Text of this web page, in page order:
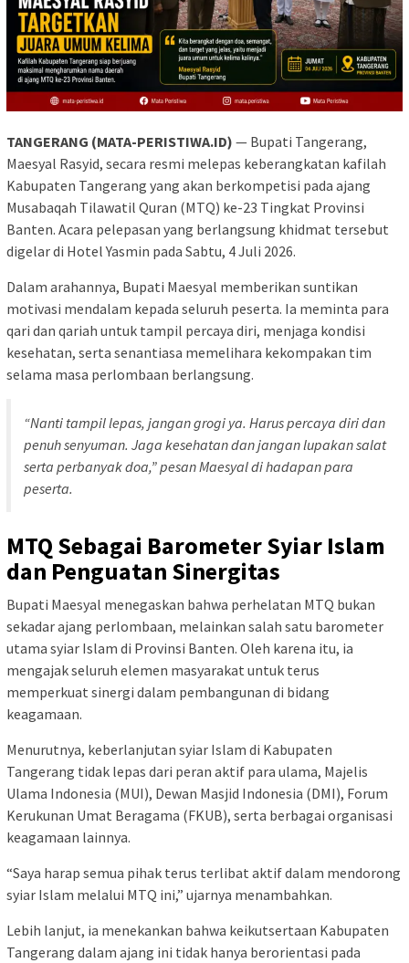
TANGERANG (MATA-PERISTIWA.ID) — Bupati Tangerang,
Maesyal Rasyid, secara resmi melepas keberangkatan kafilah
Kabupaten Tangerang yang akan berkompetisi pada ajang
Musabaqah Tilawatil Quran (MTQ) ke-23 Tingkat Provinsi
Banten. Acara pelepasan yang berlangsung khidmat tersebut
digelar di Hotel Yasmin pada Sabtu, 4 Juli 2026.
Dalam arahannya, Bupati Maesyal memberikan suntikan
motivasi mendalam kepada seluruh peserta. Ia meminta para
qari dan qariah untuk tampil percaya diri, menjaga kondisi
kesehatan, serta senantiasa memelihara kekompakan tim
selama masa perlombaan berlangsung.
“Nanti tampil lepas, jangan grogi ya. Harus percaya diri dan
penuh senyuman. Jaga kesehatan dan jangan lupakan salat
serta perbanyak doa,” pesan Maesyal di hadapan para
peserta.
MTQ Sebagai Barometer Syiar Islam
dan Penguatan Sinergitas
Bupati Maesyal menegaskan bahwa perhelatan MTQ bukan
sekadar ajang perlombaan, melainkan salah satu barometer
utama syiar Islam di Provinsi Banten. Oleh karena itu, ia
mengajak seluruh elemen masyarakat untuk terus
memperkuat sinergi dalam pembangunan di bidang
keagamaan.
Menurutnya, keberlanjutan syiar Islam di Kabupaten
Tangerang tidak lepas dari peran aktif para ulama, Majelis
Ulama Indonesia (MUI), Dewan Masjid Indonesia (DMI), Forum
Kerukunan Umat Beragama (FKUB), serta berbagai organisasi
keagamaan lainnya.
“Saya harap semua pihak terus terlibat aktif dalam mendorong
syiar Islam melalui MTQ ini,” ujarnya menambahkan.
Lebih lanjut, ia menekankan bahwa keikutsertaan Kabupaten
Tangerang dalam ajang ini tidak hanya berorientasi pada